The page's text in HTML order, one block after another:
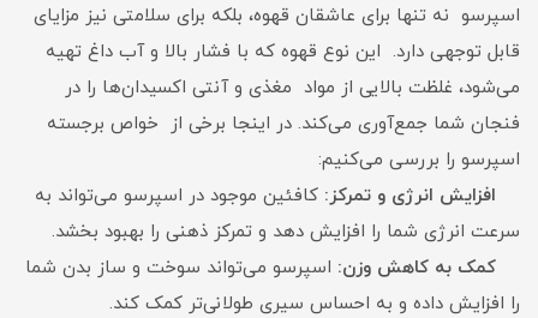
اسپرسو نه تنها برای عاشقان قهوه، بلکه برای سلامتی نیز مزایای
قابل توجهی دارد. این نوع قهوه که با فشار بالا و آب داغ تهیه
می‌شود، غلظت بالایی از مواد مغذی و آنتی اکسیدان‌ها را در
فنجان شما جمع‌آوری می‌کند. در اینجا برخی از خواص برجسته
اسپرسو را بررسی می‌کنیم:
افزایش انرژی و تمرکز: کافئین موجود در اسپرسو می‌تواند به
سرعت انرژی شما را افزایش دهد و تمرکز ذهنی را بهبود بخشد.
کمک به کاهش وزن: اسپرسو می‌تواند سوخت و ساز بدن شما
را افزایش داده و به احساس سیری طولانی‌تر کمک کند.